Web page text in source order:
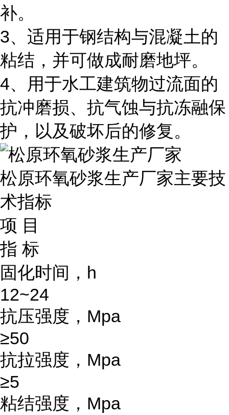
补。
3、适用于钢结构与混凝土的
粘结，并可做成耐磨地坪。
4、用于水工建筑物过流面的
抗冲磨损、抗气蚀与抗冻融保
护，以及破坏后的修复。
松原环氧砂浆生产厂家主要技
术指标
项 目
指 标
固化时间，h
12~24
抗压强度，Mpa
≥50
抗拉强度，Mpa
≥5
粘结强度，Mpa